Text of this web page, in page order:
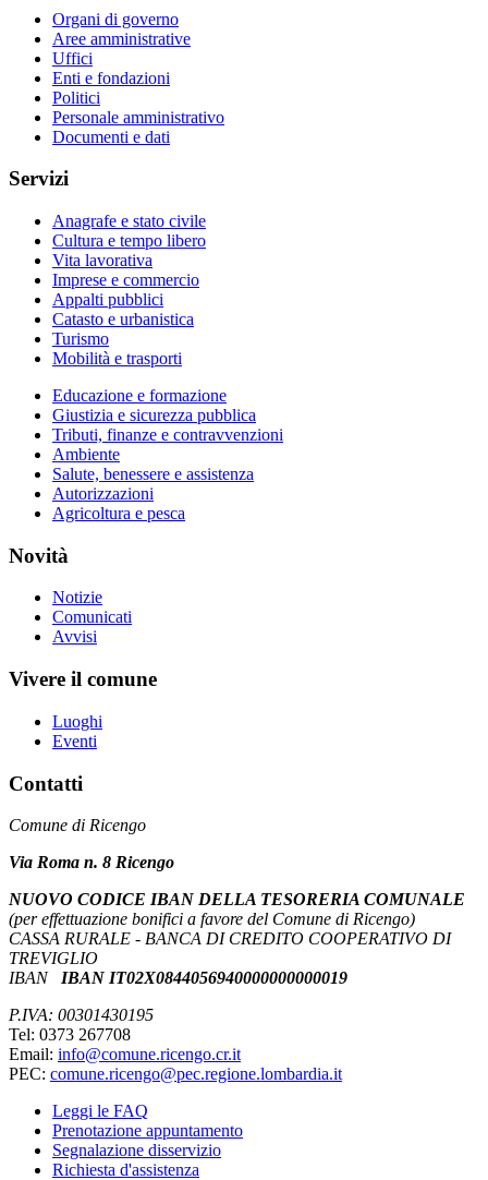
Organi di governo
Aree amministrative
Uffici
Enti e fondazioni
Politici
Personale amministrativo
Documenti e dati
Servizi
Anagrafe e stato civile
Cultura e tempo libero
Vita lavorativa
Imprese e commercio
Appalti pubblici
Catasto e urbanistica
Turismo
Mobilità e trasporti
Educazione e formazione
Giustizia e sicurezza pubblica
Tributi, finanze e contravvenzioni
Ambiente
Salute, benessere e assistenza
Autorizzazioni
Agricoltura e pesca
Novità
Notizie
Comunicati
Avvisi
Vivere il comune
Luoghi
Eventi
Contatti
Comune di Ricengo
Via Roma n. 8 Ricengo
NUOVO CODICE IBAN DELLA TESORERIA COMUNALE
(per effettuazione bonifici a favore del Comune di Ricengo)
CASSA RURALE - BANCA DI CREDITO COOPERATIVO DI
TREVIGLIO
IBAN
IBAN IT02X0844056940000000000019
P.IVA: 00301430195
Tel: 0373 267708
Email: info@comune.ricengo.cr.it
PEC: comune.ricengo@pec.regione.lombardia.it
Leggi le FAQ
Prenotazione appuntamento
Segnalazione disservizio
Richiesta d'assistenza